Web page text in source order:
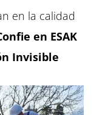
en la calidad
en ESAK
Invisible